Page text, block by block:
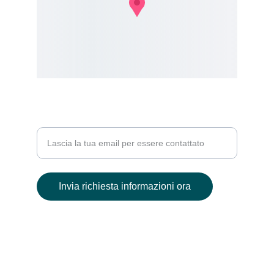
Invia richiesta informazioni ora